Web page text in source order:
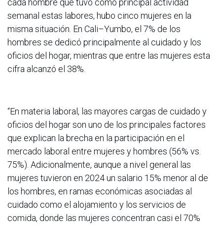
cada hombre que tuvo como principal actividad
semanal estas labores, hubo cinco mujeres en la
misma situación. En Cali–Yumbo, el 7% de los
hombres se dedicó principalmente al cuidado y los
oficios del hogar, mientras que entre las mujeres esta
cifra alcanzó el 38%.
“En materia laboral, las mayores cargas de cuidado y
oficios del hogar son uno de los principales factores
que explican la brecha en la participación en el
mercado laboral entre mujeres y hombres (56% vs.
75%). Adicionalmente, aunque a nivel general las
mujeres tuvieron en 2024 un salario 15% menor al de
los hombres, en ramas económicas asociadas al
cuidado como el alojamiento y los servicios de
comida, donde las mujeres concentran casi el 70%